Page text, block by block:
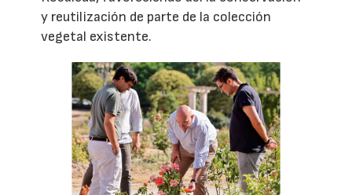
y reutilización de parte de la colección
vegetal existente.